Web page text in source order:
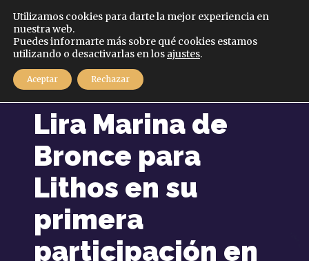
MENÚ
Lira Marina de
Bronce para
Lithos en su
primera
participación en
Español
Utilizamos cookies para darte la mejor experiencia en
nuestra web.
Puedes informarte más sobre qué cookies estamos
utilizando o desactivarlas en los ajustes.
Aceptar Rechazar